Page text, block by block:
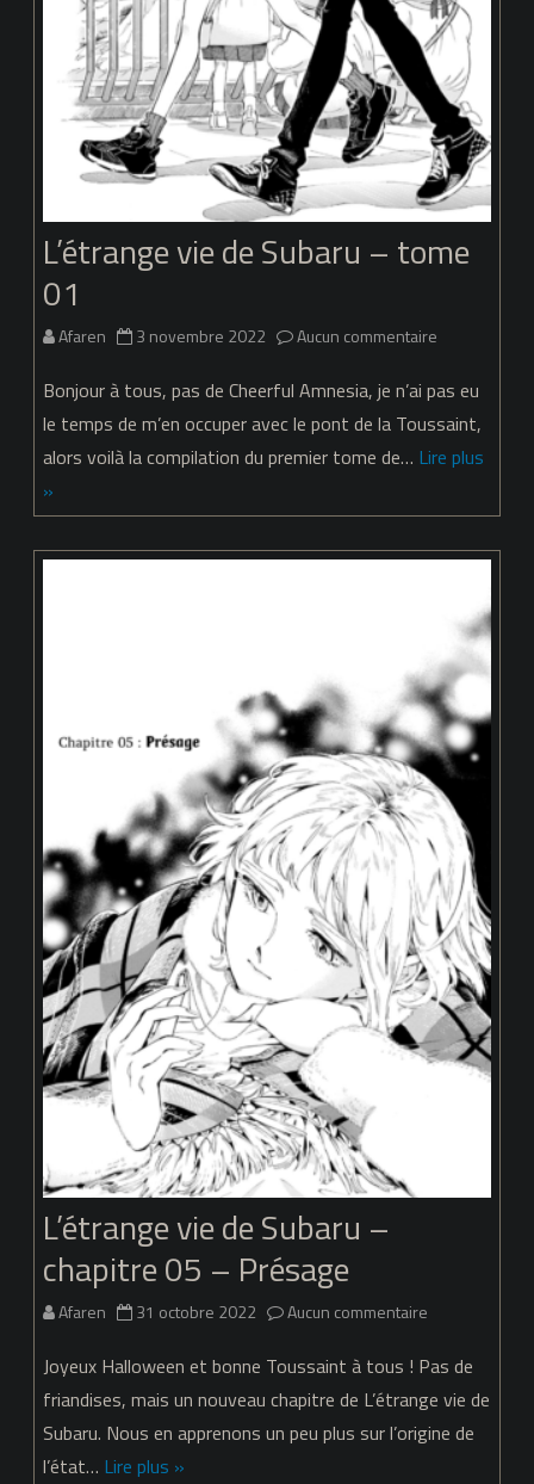
L’étrange vie de Subaru – tome
01
Afaren 3 novembre 2022 Aucun commentaire
vie
de
Bonjour à tous, pas de Cheerful Amnesia, je n’ai pas eu
le temps de m’en occuper avec le pont de la Toussaint,
alors voilà la compilation du premier tome de… Lire plus
»
L’étrange vie de Subaru –
chapitre 05 – Présage
Afaren 31 octobre 2022 Aucun commentaire
vie
de
Joyeux Halloween et bonne Toussaint à tous ! Pas de
friandises, mais un nouveau chapitre de L’étrange vie de
Subaru. Nous en apprenons un peu plus sur l’origine de
l’état… Lire plus »